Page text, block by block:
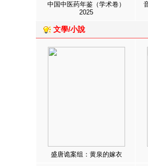
中国中医药年鉴（学术卷）
2025
文學/小說
盛唐诡案组：黄泉的嫁衣